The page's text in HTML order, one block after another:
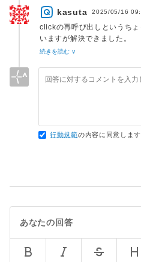
kasuta 2025/05/16
clickの再呼び出しというち
いますが解決できました。
ベストアンサーは別の方を選
続きを読む ∨
行動規範の内容に同意します
あなたの回答